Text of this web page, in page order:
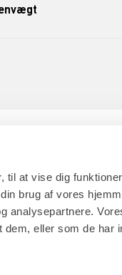
til at vise dig
brug af vores
analysepartnere.
eller som de har